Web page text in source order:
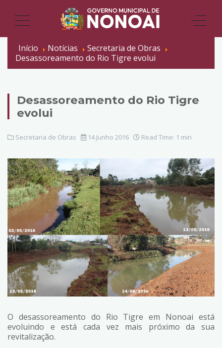
Início Notícias
Secretaria de Obras
Desassoreamento do Rio Tigre evolui
Desassoreamento do Rio Tigre
evolui
Secretaria de Obras 14 Junho 2016 Read Time: 1 min
O desassoreamento do Rio Tigre em Nonoai está
evoluindo e está cada vez mais próximo da sua
revitalização.